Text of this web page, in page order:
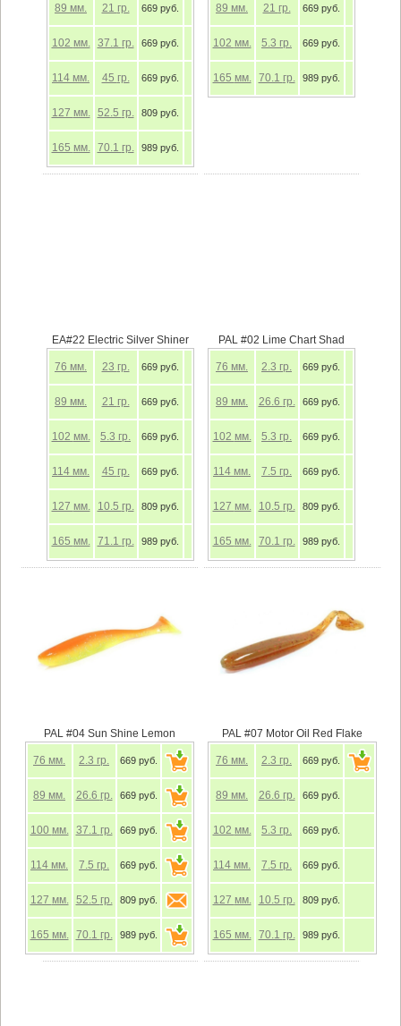
89 мм. 21 гр. 669 руб.
102 мм. 37.1 гр. 669 руб.
114 мм. 45 гр. 669 руб.
127 мм. 52.5 гр. 809 руб.
165 мм. 70.1 гр. 989 руб.
89 мм. 21 гр. 669 руб.
102 мм. 5.3 гр. 669 руб.
165 мм. 70.1 гр. 989 руб.
EA#22 Electric Silver Shiner
76 мм. 23 гр. 669 руб.
89 мм. 21 гр. 669 руб.
102 мм. 5.3 гр. 669 руб.
114 мм. 45 гр. 669 руб.
127 мм. 10.5 гр. 809 руб.
165 мм. 71.1 гр. 989 руб.
PAL #02 Lime Chart Shad
76 мм. 2.3 гр. 669 руб.
89 мм. 26.6 гр. 669 руб.
102 мм. 5.3 гр. 669 руб.
114 мм. 7.5 гр. 669 руб.
127 мм. 10.5 гр. 809 руб.
165 мм. 70.1 гр. 989 руб.
PAL #04 Sun Shine Lemon
76 мм. 2.3 гр. 669 руб.
89 мм. 26.6 гр. 669 руб.
100 мм. 37.1 гр. 669 руб.
114 мм. 7.5 гр. 669 руб.
127 мм. 52.5 гр. 809 руб.
165 мм. 70.1 гр. 989 руб.
PAL #07 Motor Oil Red Flake
76 мм. 2.3 гр. 669 руб.
89 мм. 26.6 гр. 669 руб.
102 мм. 5.3 гр. 669 руб.
114 мм. 7.5 гр. 669 руб.
127 мм. 10.5 гр. 809 руб.
165 мм. 70.1 гр. 989 руб.